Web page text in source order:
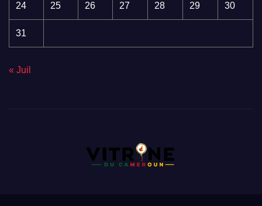
24 25 26 27 28 29 30
31
« Juil